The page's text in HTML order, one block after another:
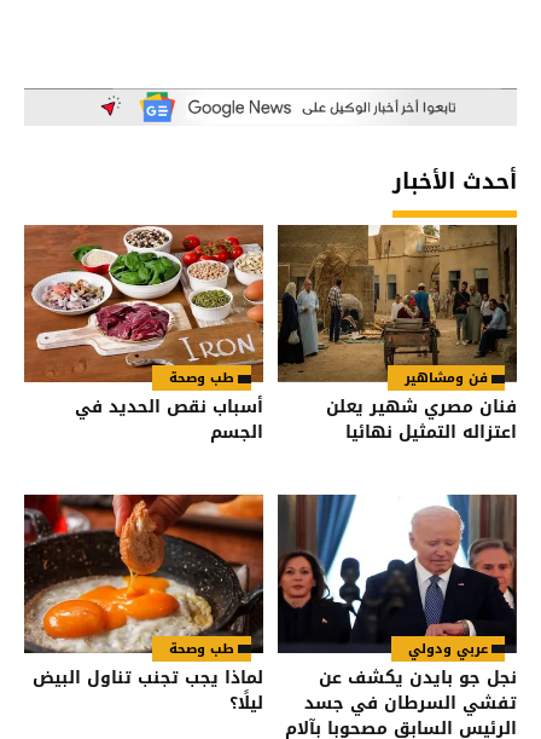
أحدث الأخبار
فن ومشاهير
فنان مصري شهير يعلن
اعتزاله التمثيل نهائيا
طب وصحة
أسباب نقص الحديد في
الجسم
عربي ودولي
نجل جو بايدن يكشف عن
تفشي السرطان في جسد
الرئيس السابق مصحوبا بآلام
طب وصحة
لماذا يجب تجنب تناول البيض
ليلًا؟